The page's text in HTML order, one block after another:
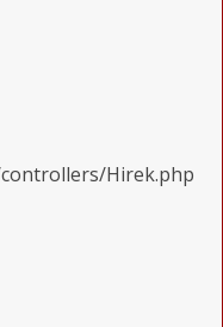
Hirek.php